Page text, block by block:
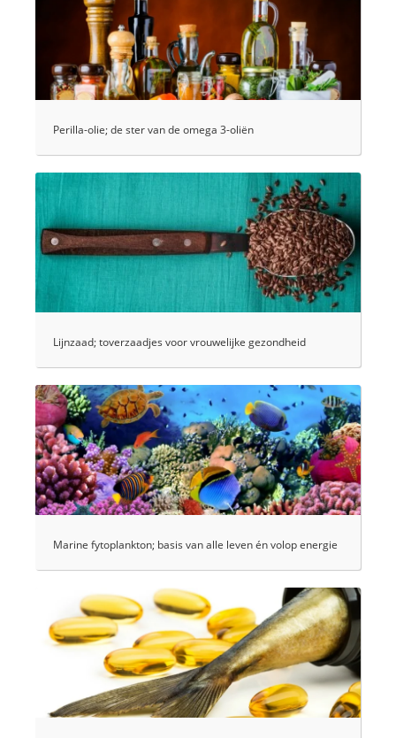
Perilla-olie; de ster van de omega 3-oliën
Lijnzaad; toverzaadjes voor vrouwelijke gezondheid
Marine fytoplankton; basis van alle leven én volop energie